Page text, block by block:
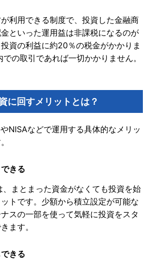
利用できる制度で、投資した金融商
といった運用益は非課税になるのが
資の利益に約20％の税金がかかりま
の取引であれば一切かかりません。
に回すメリットとは？
NISAなどで運用する具体的なメリッ
きる
まとまった資金がなくても投資を始
トです。少額から積立設定が可能な
スの一部を使って気軽に投資をスタ
ます。
きる